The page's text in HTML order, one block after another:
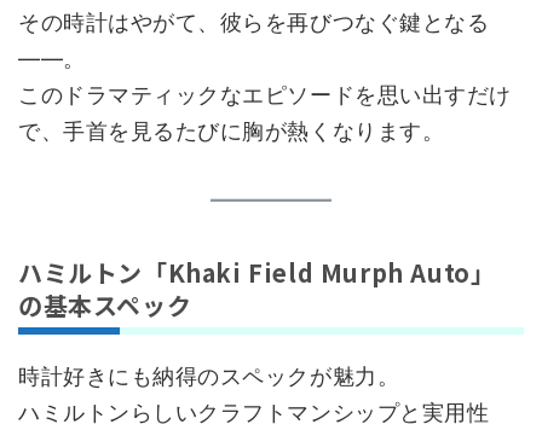
その時計はやがて、彼らを再びつなぐ鍵となる
――。
このドラマティックなエピソードを思い出すだけ
で、手首を見るたびに胸が熱くなります。
ハミルトン「Khaki Field Murph Auto」
の基本スペック
時計好きにも納得のスペックが魅力。
ハミルトンらしいクラフトマンシップと実用性